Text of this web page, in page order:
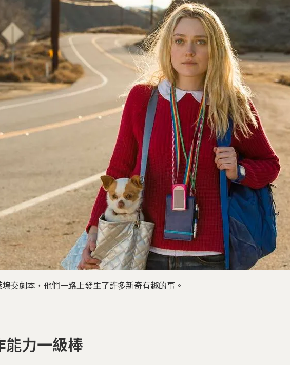
交劇本，他們一路上發生了許多新奇有趣的事。
能力一級棒